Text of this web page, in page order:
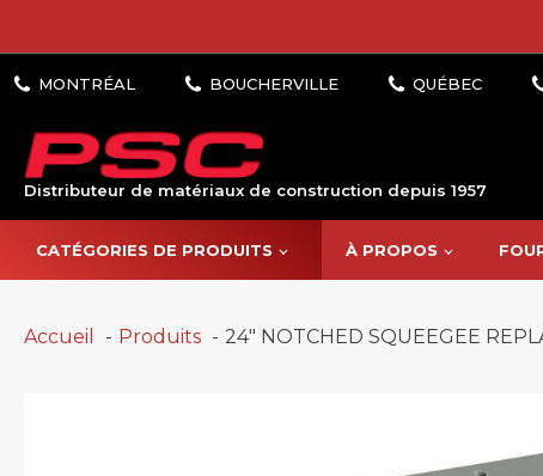
Distributeur de matériaux de construction depuis 1957
CATÉGORIES DE PRODUITS À PROPOS
Accueil Produits 24″ NOTCHED SQUEEGEE